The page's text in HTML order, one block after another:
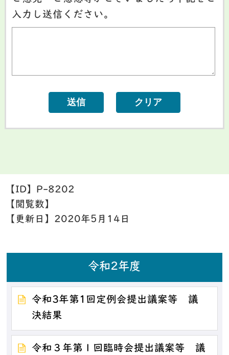
入力し送信ください。
【ID】 P-8202
【閲覧数】
【更新日】 2020年5月14日
令和2年度
令和3年第1回定例会提出議案等 議
決結果
令和３年第１回臨時会提出議案等 議